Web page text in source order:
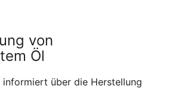
von
Öl
über die Herstellung